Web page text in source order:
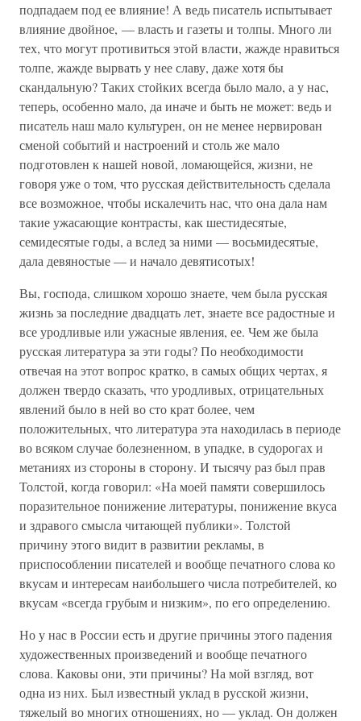
подпадаем под ее влияние! А ведь писатель испытывает
влияние двойное, — власть и газеты и толпы. Много ли
тех, что могут противиться этой власти, жажде нравиться
толпе, жажде вырвать у нее славу, даже хотя бы
скандальную? Таких стойких всегда было мало, а у нас,
теперь, особенно мало, да иначе и быть не может: ведь и
писатель наш мало культурен, он не менее нервирован
сменой событий и настроений и столь же мало
подготовлен к нашей новой, ломающейся, жизни, не
говоря уже о том, что русская действительность сделала
все возможное, чтобы искалечить нас, что она дала нам
такие ужасающие контрасты, как шестидесятые,
семидесятые годы, а вслед за ними — восьмидесятые,
дала девяностые — и начало девятисотых!
Вы, господа, слишком хорошо знаете, чем была русская
жизнь за последние двадцать лет, знаете все радостные и
все уродливые или ужасные явления, ее. Чем же была
русская литература за эти годы? По необходимости
отвечая на этот вопрос кратко, в самых общих чертах, я
должен твердо сказать, что уродливых, отрицательных
явлений было в ней во сто крат более, чем
положительных, что литература эта находилась в периоде
во всяком случае болезненном, в упадке, в судорогах и
метаниях из стороны в сторону. И тысячу раз был прав
Толстой, когда говорил: «На моей памяти совершилось
поразительное понижение литературы, понижение вкуса
и здравого смысла читающей публики». Толстой
причину этого видит в развитии рекламы, в
приспособлении писателей и вообще печатного слова ко
вкусам и интересам наибольшего числа потребителей, ко
вкусам «всегда грубым и низким», по его определению.
Но у нас в России есть и другие причины этого падения
художественных произведений и вообще печатного
слова. Каковы они, эти причины? На мой взгляд, вот
одна из них. Был известный уклад в русской жизни,
тяжелый во многих отношениях, но — уклад. Он должен